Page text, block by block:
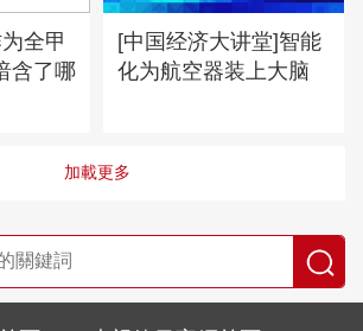
全甲
含了哪
[中国经济大讲堂]智能
化为航空器装上大脑
加載更多